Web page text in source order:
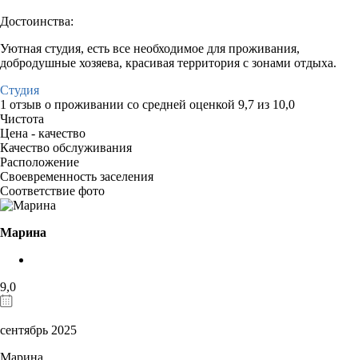
Достоинства:
Уютная студия, есть все необходимое для проживания,
добродушные хозяева, красивая территория с зонами отдыха.
Студия
1 отзыв о проживании со средней оценкой 9,7 из 10,0
Чистота
Цена - качество
Качество обслуживания
Расположение
Своевременность заселения
Соответствие фото
Марина
9,0
сентябрь 2025
Марина